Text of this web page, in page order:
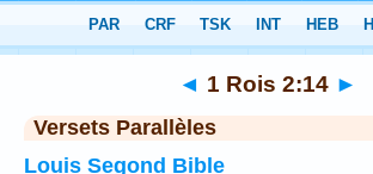
Chapitre 2> Verset 14
◄ 1 Rois 2:14 ►
Versets Parallèles
Louis Segond Bible